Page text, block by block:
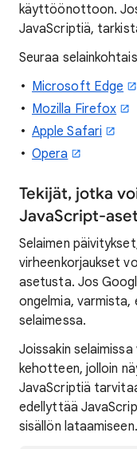
käyttöönottoon.
JavaScriptiä,
Seuraa
Microsoft Edge
Mozilla Firefox
Apple Safari
Opera
Tekijät, jotka
JavaScript-
Selaimen
virheenkorjaukset
asetusta. Jos
ongelmia,
selaimessa.
Joissakin
kehotteen, jolloin
JavaScriptiä
edellyttää
sisällön lataamiseen.